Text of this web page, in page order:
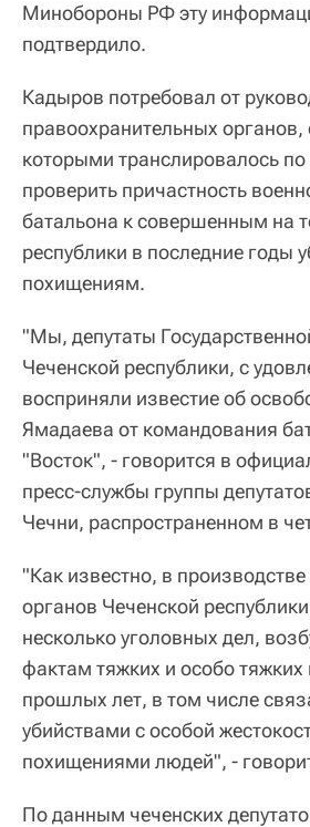
Минобороны РФ эту
подтвердило.
Кадыров потребовал от
правоохранительных
которыми транслировалось
проверить причастность
батальона к совершенным на
республики в последние годы
похищениям.
"Мы, депутаты
Чеченской республики, с
восприняли известие об
Ямадаева от командования
"Восток", - говорится в
пресс-службы группы
Чечни, распространенном в
"Как известно, в
органов Чеченской
несколько уголовных дел,
фактам тяжких и особо тяжких
прошлых лет, в том числе
убийствами с особой
похищениями людей", -
По данным чеченских